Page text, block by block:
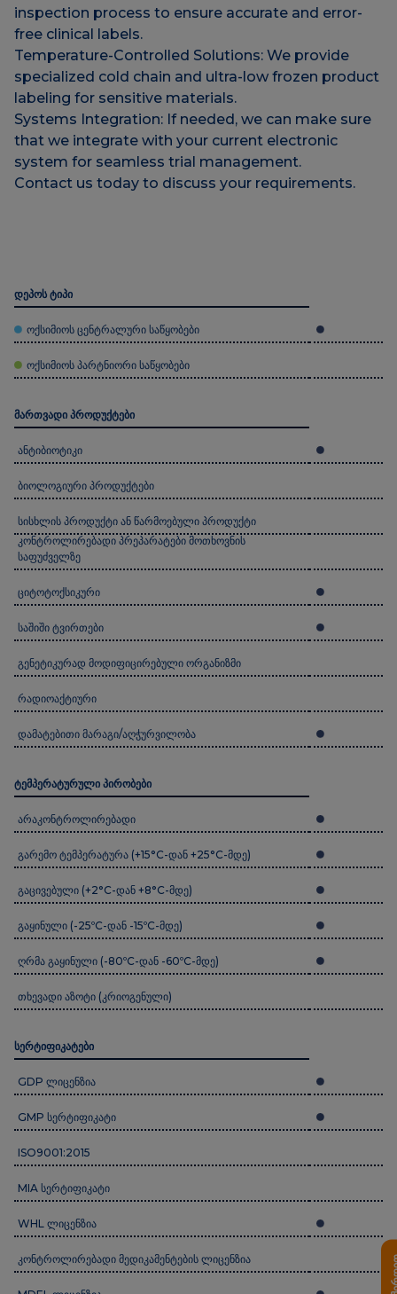
inspection process to ensure accurate and error-
free clinical labels.
Temperature-Controlled Solutions: We provide
specialized cold chain and ultra-low frozen product
labeling for sensitive materials.
Systems Integration: If needed, we can make sure
that we integrate with your current electronic
system for seamless trial management.
Contact us today to discuss your requirements.
დეპოს ტიპი
ოქსიმიოს ცენტრალური საწყობები
ოქსიმიოს პარტნიორი საწყობები
მართვადი პროდუქტები
ანტიბიოტიკი
ბიოლოგიური პროდუქტები
სისხლის პროდუქტი ან წარმოებული პროდუქტი
კონტროლირებადი პრეპარატები მოთხოვნის
საფუძველზე
ციტოტოქსიკური
საშიში ტვირთები
გენეტიკურად მოდიფიცირებული ორგანიზმი
რადიოაქტიური
დამატებითი მარაგი/აღჭურვილობა
ტემპერატურული პირობები
არაკონტროლირებადი
გარემო ტემპერატურა (+15°C-დან +25°C-მდე)
გაცივებული (+2°C-დან +8°C-მდე)
გაყინული (-25ºC-დან -15ºC-მდე)
ღრმა გაყინული (-80ºC-დან -60ºC-მდე)
თხევადი აზოტი (კრიოგენული)
სერტიფიკატები
GDP ლიცენზია
GMP სერტიფიკატი
ISO9001:2015
MIA სერტიფიკატი
WHL ლიცენზია
კონტროლირებადი მედიკამენტების ლიცენზია